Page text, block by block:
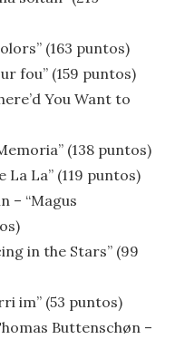
(163 puntos)
fou” (159 puntos)
You Want to
(138 puntos)
La La” (119 puntos)
– “Magus
in the Stars” (99
im” (53 puntos)
Buttenschøn –